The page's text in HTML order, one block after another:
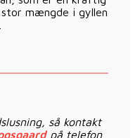
stor mængde i gyllen
så kontakt
på telefon